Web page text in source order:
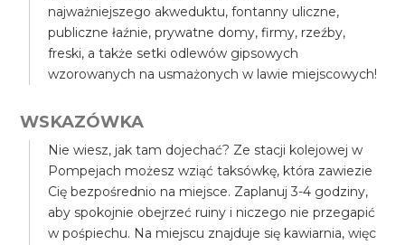
najważniejszego akweduktu, fontanny uliczne,
publiczne łaźnie, prywatne domy, firmy, rzeźby,
freski, a także setki odlewów gipsowych
wzorowanych na usmażonych w lawie miejscowych!
WSKAZÓWKA
Nie wiesz, jak tam dojechać? Ze stacji kolejowej w
Pompejach możesz wziąć taksówkę, która zawiezie
Cię bezpośrednio na miejsce. Zaplanuj 3-4 godziny,
aby spokojnie obejrzeć ruiny i niczego nie przegapić
w pośpiechu. Na miejscu znajduje się kawiarnia, więc